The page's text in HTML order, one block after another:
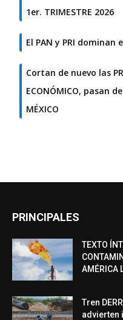
1er. TRIMESTRE 2026
El PAN y PRI dominan
Cortan de nuevo las
ECONÓMICO, pasan
MÉXICO
PRINCIPALES
TEXTO
AMÉRICA
Tren
advierten